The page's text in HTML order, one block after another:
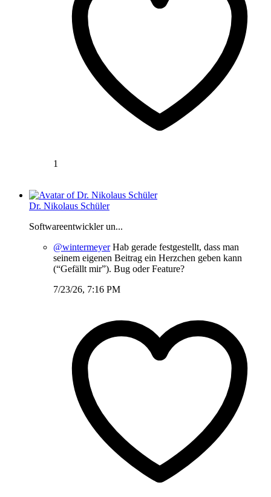
1
Dr. Nikolaus Schüler
Softwareentwickler un...
@wintermeyerHab gerade festgestellt, dass man
seinem eigenen Beitrag ein Herzchen geben kann
(“Gefällt mir”). Bug oder Feature?
7/23/26, 7:16 PM